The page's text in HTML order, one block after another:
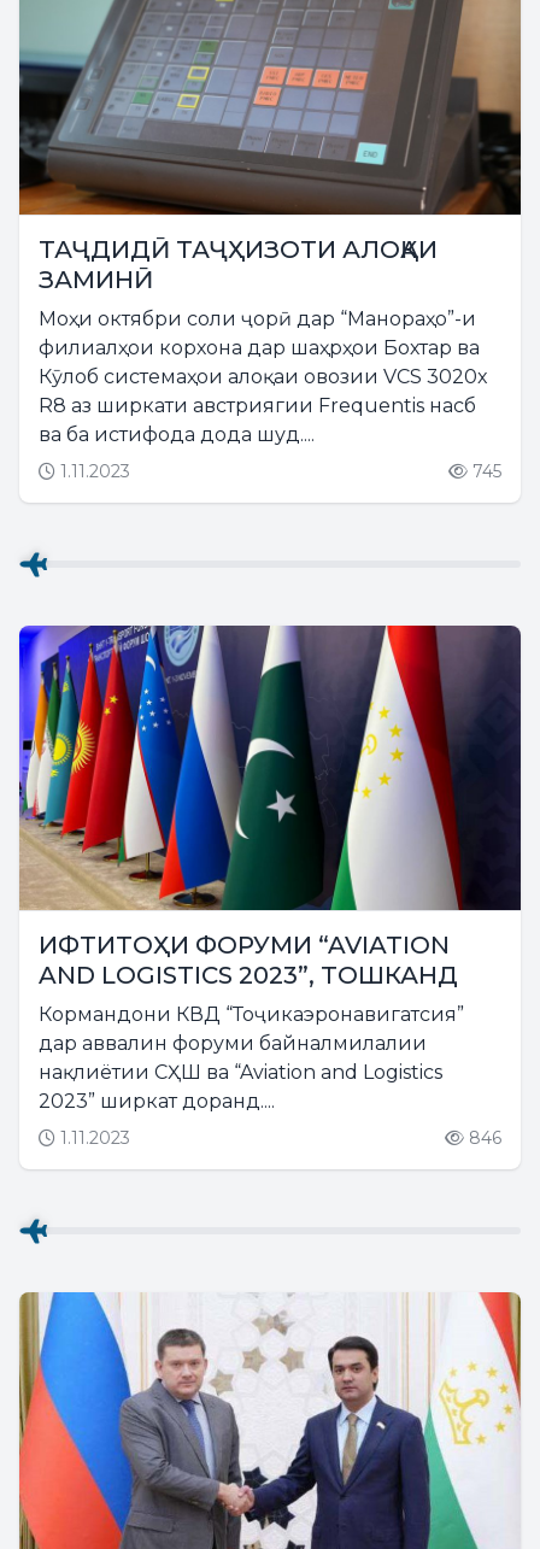
ТАҶДИДӢ ТАҶҲИЗОТИ АЛОҚАИ
ЗАМИНӢ
Моҳи октябри соли ҷорӣ дар “Манораҳо”-и
филиалҳои корхона дар шаҳрҳои Бохтар ва
Кӯлоб системаҳои алоқаи овозии VCS 3020x
R8 аз ширкати австриягии Frequentis насб
ва ба истифода дода шуд....
1.11.2023 745
ИФТИТОҲИ ФОРУМИ “AVIATION
AND LOGISTICS 2023”, ТОШКАНД
Кормандони КВД “Тоҷикаэронавигатсия”
дар аввалин форуми байналмилалии
нақлиётии СҲШ ва “Aviation and Logistics
2023” ширкат доранд....
1.11.2023 846